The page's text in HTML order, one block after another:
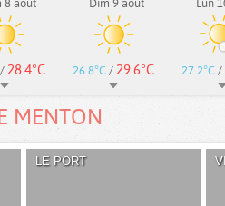
8 août
/ 28.4°C
Dim 9 août
26.8°C / 29.6°C
Lun
27.2°C /
MENTON
LE PORT